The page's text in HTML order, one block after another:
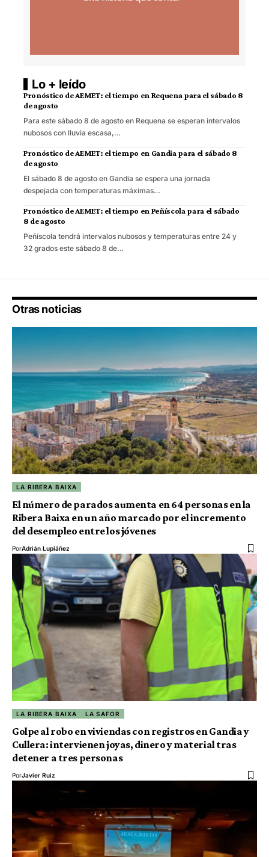
Lo + leído
Pronóstico de AEMET: el tiempo en Requena para el sábado 8
de agosto
Para este sábado 8 de agosto en Requena se esperan intervalos
nubosos con lluvia escasa,…
Pronóstico de AEMET: el tiempo en Gandia para el sábado 8
de agosto
El sábado 8 de agosto en Gandia se espera una jornada
despejada con temperaturas máximas…
Pronóstico de AEMET: el tiempo en Peñíscola para el sábado
8 de agosto
Peñíscola tendrá intervalos nubosos y temperaturas entre 24 y
32 grados este sábado 8 de…
Otras noticias
LA RIBERA BAIXA
El número de parados aumenta en 64 personas en la
Ribera Baixa en un año marcado por el incremento
del desempleo entre los jóvenes
PorAdrián Lupiáñez
LA RIBERA BAIXA LA SAFOR
Golpe al robo en viviendas con registros en Gandia y
Cullera: intervienen joyas, dinero y material tras
detener a tres personas
PorJavier Ruiz